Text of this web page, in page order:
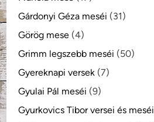
Gárdonyi Géza meséi (31)
Görög mese (4)
Grimm legszebb meséi (50)
Gyereknapi versek (7)
Gyulai Pál meséi (9)
Gyurkovics Tibor versei és meséi